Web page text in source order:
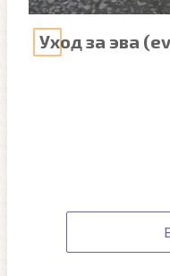
Уход за эва